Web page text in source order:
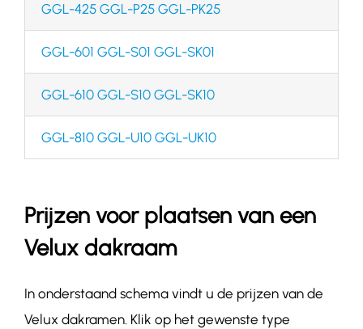
GGL-425 GGL-P25 GGL-PK25
GGL-601 GGL-S01 GGL-SK01
GGL-610 GGL-S10 GGL-SK10
GGL-810 GGL-U10 GGL-UK10
Prijzen voor plaatsen van een
Velux dakraam
In onderstaand schema vindt u de prijzen van de
Velux dakramen. Klik op het gewenste type